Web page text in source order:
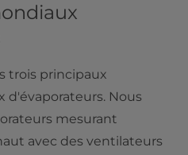
trois principaux
Nous
mesurant
avec des ventilateurs